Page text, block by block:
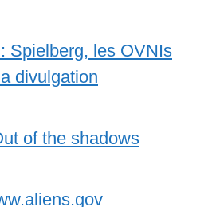
Spielberg, les OVNIs
divulgation
of the shadows